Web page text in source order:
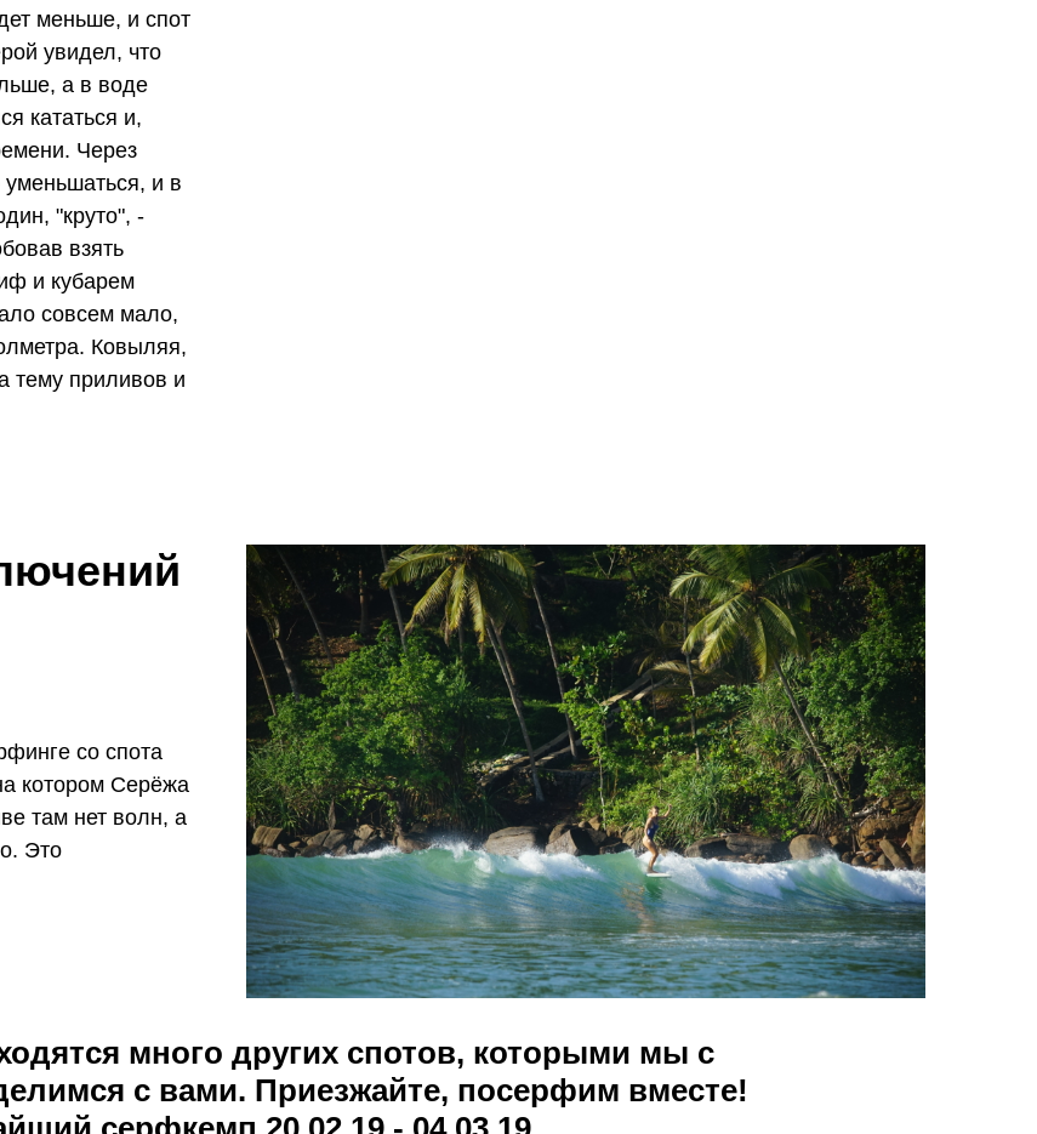
меньше, и спот
увидел, что
а в воде
кататься и,
Через
и в
"круто", -
взять
и кубарем
совсем мало,
Ковыляя,
тему приливов и
со спота
котором Серёжа
там нет волн, а
Это
много других спотов, которыми мы с
с вами. Приезжайте, посерфим вместе!